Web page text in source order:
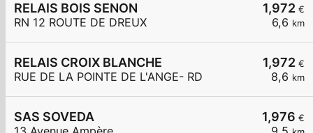
1,972 €
6,6 km
RELAIS BOIS SENON
RN 12 ROUTE DE DREUX
1,972 €
8,6 km
RELAIS CROIX BLANCHE
RUE DE LA POINTE DE L'ANGE- RD
1,976 €
SAS SOVEDA